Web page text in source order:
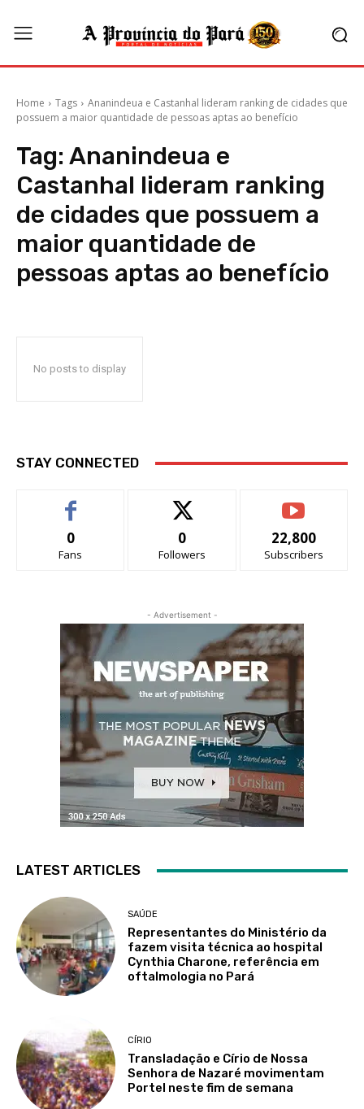
Home Tags
Ananindeua e Castanhal lideram ranking de cidades que
possuem a maior quantidade de pessoas aptas ao benefício
Tag: Ananindeua e
Castanhal lideram ranking
de cidades que possuem a
maior quantidade de
pessoas aptas ao benefício
No posts to display
STAY CONNECTED
0
Fans
0
Followers
22,800
Subscribers
- Advertisement -
LATEST ARTICLES
SAÚDE
Representantes do Ministério da
fazem visita técnica ao hospital
Cynthia Charone, referência em
oftalmologia no Pará
CÍRIO
Transladação e Círio de Nossa
Senhora de Nazaré movimentam
Portel neste fim de semana